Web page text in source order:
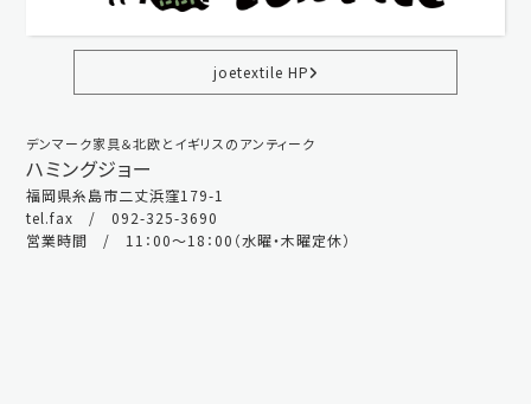
joetextile HP
デンマーク家具＆北欧とイギリスのアンティーク
ハミングジョー
福岡県糸島市二丈浜窪179-1
tel.fax / 092-325-3690
営業時間 / 11：00～18：00（水曜・木曜定休）